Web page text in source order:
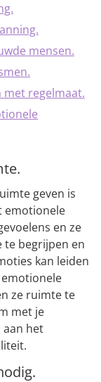
mensen.
met regelmaat.
geven is
emotionele
en ze
te begrijpen en
kan leiden
ze ruimte te
met je
aan het